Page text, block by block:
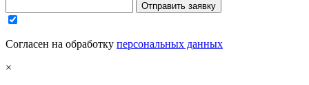
Отправить заявку
Согласен на обработку персональных данных
×